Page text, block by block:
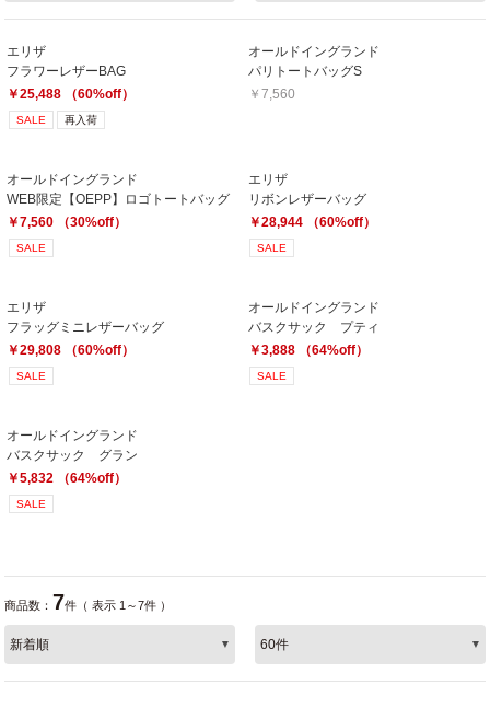
エリザ
フラワーレザーBAG
￥25,488 （60%off）
SALE 再入荷
オールドイングランド
パリトートバッグS
￥7,560
オールドイングランド
WEB限定【OEPP】ロゴトートバッグ
￥7,560 （30%off）
SALE
エリザ
リボンレザーバッグ
￥28,944 （60%off）
SALE
エリザ
フラッグミニレザーバッグ
￥29,808 （60%off）
SALE
オールドイングランド
バスクサック プティ
￥3,888 （64%off）
SALE
オールドイングランド
バスクサック グラン
￥5,832 （64%off）
SALE
商品数： 7件（ 表示 1～7件 ）